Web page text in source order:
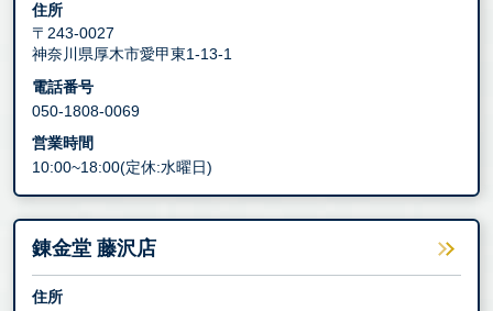
住所
〒243-0027
神奈川県厚木市愛甲東1-13-1
電話番号
050-1808-0069
営業時間
10:00~18:00(定休:水曜日)
錬金堂 藤沢店
住所